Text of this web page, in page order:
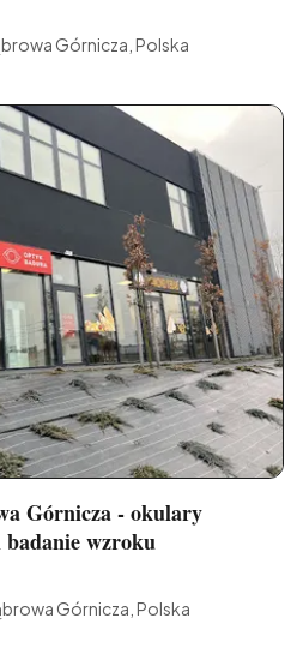
Górnicza, Polska
Górnicza - okulary
wzroku
Górnicza, Polska